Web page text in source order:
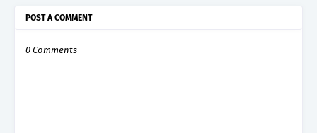
POST A COMMENT
0 Comments